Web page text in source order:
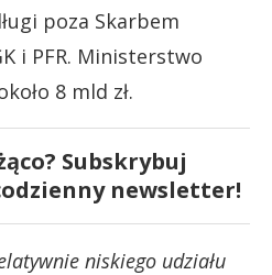
poza Skarbem
i PFR. Ministerstwo
8 mld zł.
Subskrybuj
newsletter!
niskiego udziału